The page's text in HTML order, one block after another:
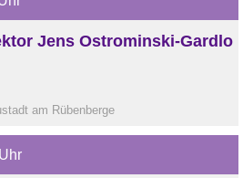
Jens Ostrominski-Gardlo
am Rübenberge